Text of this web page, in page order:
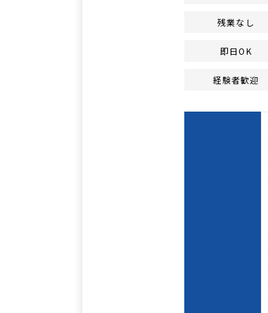
残業なし
即日OK
経験者歓迎